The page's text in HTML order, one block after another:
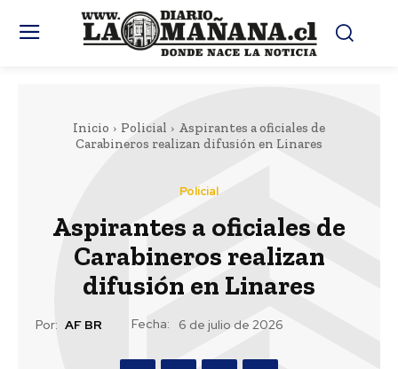
Inicio Policial
Aspirantes a oficiales de
Carabineros realizan difusión en Linares
Policial
Aspirantes a oficiales de
Carabineros realizan
difusión en Linares
Por: AF BR Fecha: 6 de julio de 2026